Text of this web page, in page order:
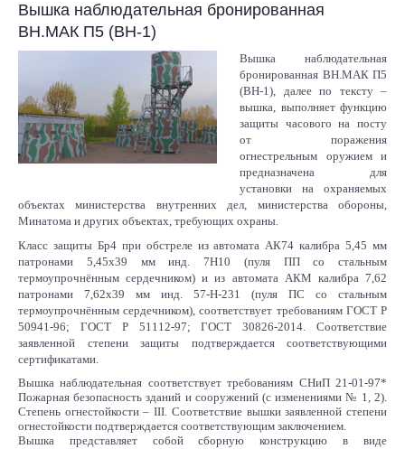
Вышка наблюдательная бронированная
ВН.МАК П5 (ВН-1)
Вышка наблюдательная
бронированная ВН.МАК П5
(ВН-1), далее по тексту –
вышка, выполняет функцию
защиты часового на посту
от поражения
огнестрельным оружием и
предназначена для
установки на охраняемых
объектах министерства внутренних дел, министерства обороны,
Минатома и других объектах, требующих охраны.
Класс защиты Бр4 при обстреле из автомата АК74 калибра 5,45 мм
патронами 5,45х39 мм инд. 7Н10 (пуля ПП со стальным
термоупрочнённым сердечником) и из автомата АКМ калибра 7,62
патронами 7,62х39 мм инд. 57-Н-231 (пуля ПС со стальным
термоупрочнённым сердечником), соответствует требованиям ГОСТ Р
50941-96; ГОСТ Р 51112-97; ГОСТ 30826-2014. Соответствие
заявленной степени защиты подтверждается соответствующими
сертификатами.
Вышка наблюдательная соответствует требованиям СНиП 21-01-97*
Пожарная безопасность зданий и сооружений (с изменениями № 1, 2).
Степень огнестойкости – III. Соответствие вышки заявленной степени
огнестойкости подтверждается соответствующим заключением.
Вышка представляет собой сборную конструкцию в виде